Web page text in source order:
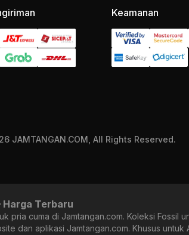
Keamanan
JAMTANGAN.COM, All Rights Reserved.
Harga Terbaru
pria cuma di Jamtangan.com. Koleksi Fossil
dan aplikasi Jamtangan.com. Khusus untuk